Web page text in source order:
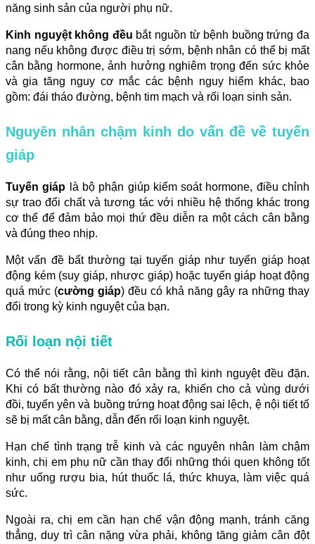
năng sinh sản của người phụ nữ.
Kinh nguyệt không đều bắt nguồn từ bệnh buồng trứng đa
nang nếu không được điều trị sớm, bệnh nhân có thể bị mất
cân bằng hormone, ảnh hưởng nghiêm trọng đến sức khỏe
và gia tăng nguy cơ mắc các bệnh nguy hiểm khác, bao
gồm: đái tháo đường, bệnh tim mạch và rối loạn sinh sản.
Nguyên nhân chậm kinh do vấn đề về tuyến
giáp
Tuyến giáp là bộ phận giúp kiểm soát hormone, điều chỉnh
sự trao đổi chất và tương tác với nhiều hệ thống khác trong
cơ thể để đảm bảo mọi thứ đều diễn ra một cách cân bằng
và đúng theo nhịp.
Một vấn đề bất thường tại tuyến giáp như tuyến giáp hoạt
động kém (suy giáp, nhược giáp) hoặc tuyến giáp hoạt động
quá mức (cường giáp) đều có khả năng gây ra những thay
đổi trong kỳ kinh nguyệt của bạn.
Rối loạn nội tiết
Có thể nói rằng, nội tiết cân bằng thì kinh nguyệt đều đặn.
Khi có bất thường nào đó xảy ra, khiến cho cả vùng dưới
đồi, tuyến yên và buồng trứng hoạt động sai lệch, ệ nội tiết tố
sẽ bị mất cân bằng, dẫn đến rối loạn kinh nguyệt.
Hạn chế tình trạng trễ kinh và các nguyên nhân làm chậm
kinh, chị em phụ nữ cần thay đổi những thói quen không tốt
như uống rượu bia, hút thuốc lá, thức khuya, làm việc quá
sức.
Ngoài ra, chị em cần hạn chế vận động mạnh, tránh căng
thẳng, duy trì cân nặng vừa phải, không tăng giảm cân đột